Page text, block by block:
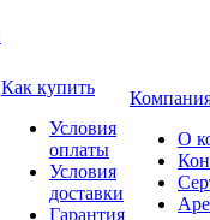
Как купить
Условия
оплаты
Условия
доставки
Гарантия
О